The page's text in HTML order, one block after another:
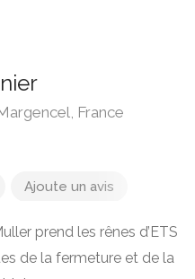
France
Ajoute un avis
prend les rênes d’ETS
de la fermeture et de la